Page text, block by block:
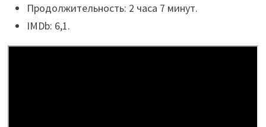
Продолжительность: 2 часа 7 минут.
IMDb: 6,1.